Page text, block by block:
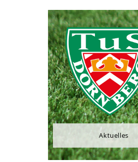
Aktuelles